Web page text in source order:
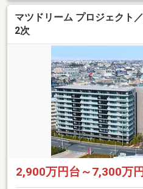
マツドリーム プロジェクト
2次
2,900万円台～7,300万